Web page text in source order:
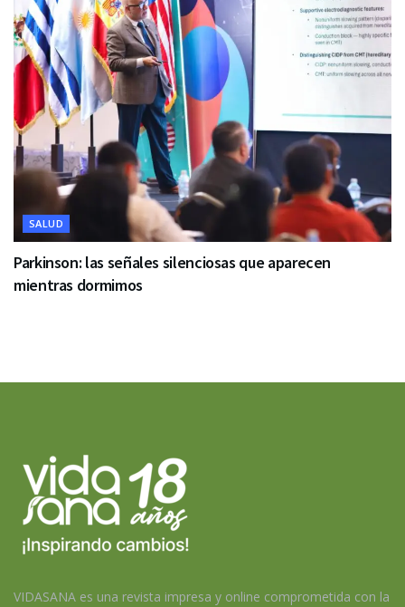
SALUD
Parkinson: las señales silenciosas que aparecen
mientras dormimos
VIDASANA es una revista impresa y online comprometida con la